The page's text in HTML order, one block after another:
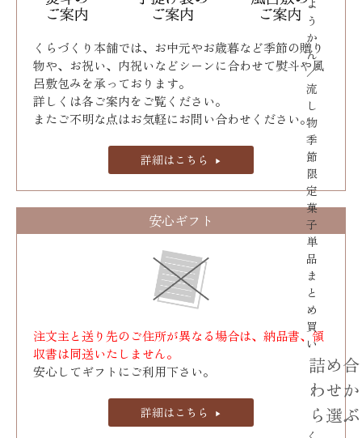
よ
う
か
ん
／
流
し
物
季
節
限
定
菓
子
単
品
ま
と
め
買
い
詰め合
わせか
ら選ぶ
くらづくり本舗では、お中元やお歳暮など季節の贈り
物や、お祝い、内祝いなどシーンに合わせて熨斗や風
呂敷包みを承っております｡
詳しくは各ご案内をご覧ください。
またご不明な点はお気軽にお問い合わせください。
詳細はこちら
安心ギフト
注文主と送り先のご住所が異なる場合は、納品書、領
収書は同送いたしません。
安心してギフトにご利用下さい。
詳細はこちら